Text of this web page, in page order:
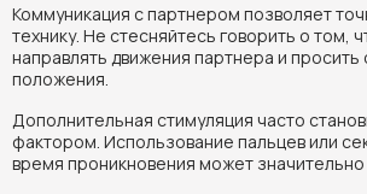
Коммуникация с партнером позволяет
технику. Не стесняйтесь говорить о том,
направлять движения партнера и
положения.
Дополнительная стимуляция часто
фактором. Использование пальцев или
время проникновения может